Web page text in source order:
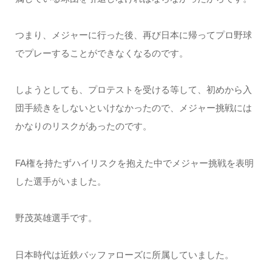
つまり、メジャーに行った後、再び日本に帰ってプロ野球
でプレーすることができなくなるのです。
しようとしても、プロテストを受ける等して、初めから入
団手続きをしないといけなかったので、メジャー挑戦には
かなりのリスクがあったのです。
FA権を持たずハイリスクを抱えた中でメジャー挑戦を表明
した選手がいました。
野茂英雄選手です。
日本時代は近鉄バッファローズに所属していました。